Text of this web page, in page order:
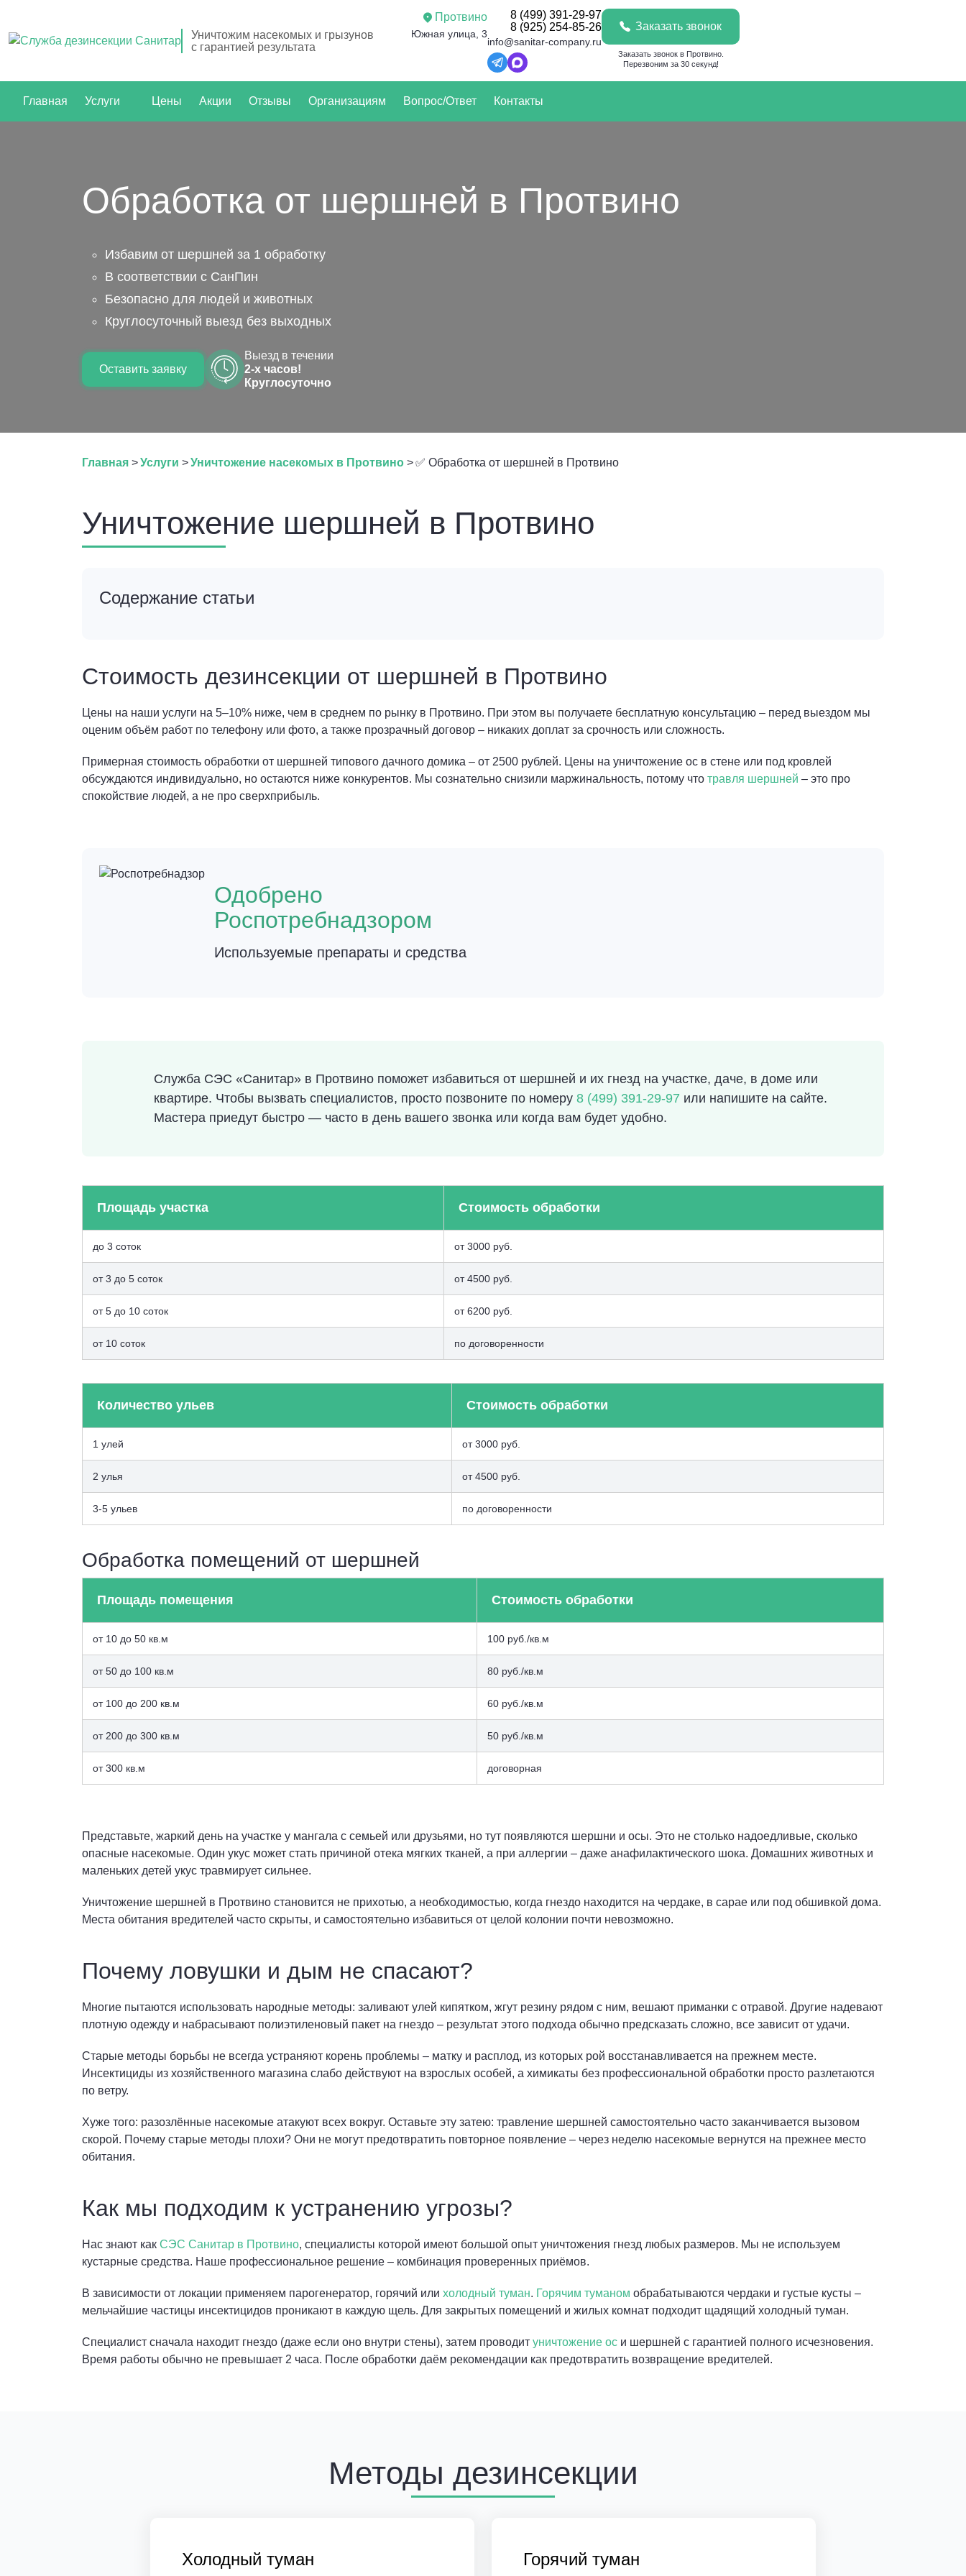
Уничтожим насекомых и грызунов
с гарантией результата
Протвино
Южная улица, 3
8 (499) 391-29-97
8 (925) 254-85-26
info@sanitar-company.ru
Заказать звонок
Заказать звонок в Протвино.
Перезвоним за 30 секунд!
Главная Услуги Цены Акции Отзывы Организациям Вопрос/Ответ Контакты
Обработка от шершней в Протвино
Избавим от шершней за 1 обработку
В соответствии с СанПин
Безопасно для людей и животных
Круглосуточный выезд без выходных
Оставить заявку
Выезд в течении
2-х часов!
Круглосуточно
Главная >Услуги >Уничтожение насекомых в Протвино >✅ Обработка от шершней в Протвино
Уничтожение шершней в Протвино
Содержание статьи
Стоимость дезинсекции от шершней в Протвино
Цены на наши услуги на 5–10% ниже, чем в среднем по рынку в Протвино. При этом вы получаете бесплатную консультацию – перед выездом мы
оценим объём работ по телефону или фото, а также прозрачный договор – никаких доплат за срочность или сложность.
Примерная стоимость обработки от шершней типового дачного домика – от 2500 рублей. Цены на уничтожение ос в стене или под кровлей
обсуждаются индивидуально, но остаются ниже конкурентов. Мы сознательно снизили маржинальность, потому что травля шершней – это про
спокойствие людей, а не про сверхприбыль.
Одобрено
Роспотребнадзором
Используемые препараты и средства
Служба СЭС «Санитар» в Протвино поможет избавиться от шершней и их гнезд на участке, даче, в доме или
квартире. Чтобы вызвать специалистов, просто позвоните по номеру 8 (499) 391-29-97 или напишите на сайте.
Мастера приедут быстро — часто в день вашего звонка или когда вам будет удобно.
Площадь участка Стоимость обработки
до 3 соток от 3000 руб.
от 3 до 5 соток от 4500 руб.
от 5 до 10 соток от 6200 руб.
от 10 соток по договоренности
Количество ульев Стоимость обработки
1 улей от 3000 руб.
2 улья от 4500 руб.
3-5 ульев по договоренности
Обработка помещений от шершней
Площадь помещения Стоимость обработки
от 10 до 50 кв.м 100 руб./кв.м
от 50 до 100 кв.м 80 руб./кв.м
от 100 до 200 кв.м 60 руб./кв.м
от 200 до 300 кв.м 50 руб./кв.м
от 300 кв.м договорная
Представьте, жаркий день на участке у мангала с семьей или друзьями, но тут появляются шершни и осы. Это не столько надоедливые, сколько
опасные насекомые. Один укус может стать причиной отека мягких тканей, а при аллергии – даже анафилактического шока. Домашних животных и
маленьких детей укус травмирует сильнее.
Уничтожение шершней в Протвино становится не прихотью, а необходимостью, когда гнездо находится на чердаке, в сарае или под обшивкой дома.
Места обитания вредителей часто скрыты, и самостоятельно избавиться от целой колонии почти невозможно.
Почему ловушки и дым не спасают?
Многие пытаются использовать народные методы: заливают улей кипятком, жгут резину рядом с ним, вешают приманки с отравой. Другие надевают
плотную одежду и набрасывают полиэтиленовый пакет на гнездо – результат этого подхода обычно предсказать сложно, все зависит от удачи.
Старые методы борьбы не всегда устраняют корень проблемы – матку и расплод, из которых рой восстанавливается на прежнем месте.
Инсектициды из хозяйственного магазина слабо действуют на взрослых особей, а химикаты без профессиональной обработки просто разлетаются
по ветру.
Хуже того: разозлённые насекомые атакуют всех вокруг. Оставьте эту затею: травление шершней самостоятельно часто заканчивается вызовом
скорой. Почему старые методы плохи? Они не могут предотвратить повторное появление – через неделю насекомые вернутся на прежнее место
обитания.
Как мы подходим к устранению угрозы?
Нас знают как СЭС Санитар в Протвино, специалисты которой имеют большой опыт уничтожения гнезд любых размеров. Мы не используем
кустарные средства. Наше профессиональное решение – комбинация проверенных приёмов.
В зависимости от локации применяем парогенератор, горячий или холодный туман. Горячим туманом обрабатываются чердаки и густые кусты –
мельчайшие частицы инсектицидов проникают в каждую щель. Для закрытых помещений и жилых комнат подходит щадящий холодный туман.
Специалист сначала находит гнездо (даже если оно внутри стены), затем проводит уничтожение ос и шершней с гарантией полного исчезновения.
Время работы обычно не превышает 2 часа. После обработки даём рекомендации как предотвратить возвращение вредителей.
Методы дезинсекции
Холодный туман Горячий туман